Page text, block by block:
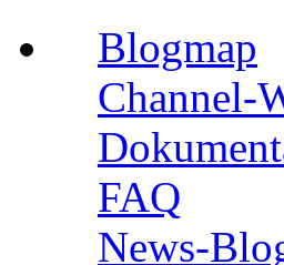
Blogmap
Channel-
FAQ
News-